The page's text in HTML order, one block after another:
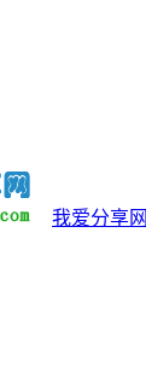
我爱分享网